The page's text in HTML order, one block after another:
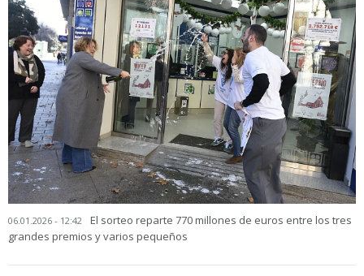
06.01.2026 - 12:42
El sorteo reparte 770 millones de euros entre los tres
grandes premios y varios pequeños